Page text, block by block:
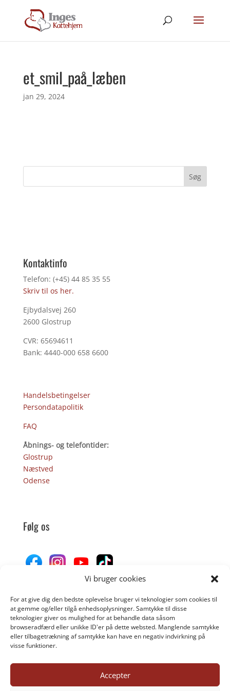
Vi bruger cookies
For at give dig den bedste oplevelse bruger vi teknologier som cookies til
at gemme og/eller tilgå enhedsoplysninger. Samtykke til disse
teknologier giver os mulighed for at behandle data såsom
browseradfærd eller unikke ID'er på dette websted. Manglende samtykke
eller tilbagetrækning af samtykke kan have en negativ indvirkning på
visse funktioner.
Accepter
et_smil_paå_læben
jan 29, 2024
Kontaktinfo
Telefon: (+45) 44 85 35 55
Skriv til os her.
Ejbydalsvej 260
2600 Glostrup
CVR: 65694611
Bank: 4440-000 658 6600
Handelsbetingelser
Persondatapolitik
FAQ
Åbnings- og telefontider:
Glostrup
Næstved
Odense
Følg os
Donér til Inges Kattehjem
DONÉR